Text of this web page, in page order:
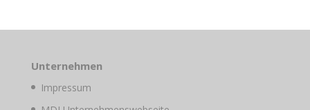
Unternehmen
Impressum